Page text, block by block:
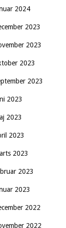
2024
2023
2023
2023
2023
2023
2023
2023
2023
2023
2023
2022
2022